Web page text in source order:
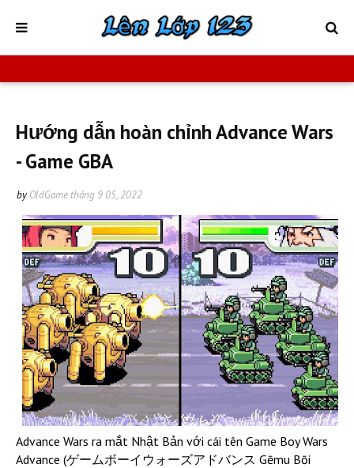
Hướng dẫn hoàn chỉnh Advance Wars
- Game GBA
by OldGame tháng 9 05, 2022
Advance Wars ra mắt Nhật Bản với cái tên Game Boy Wars
Advance (ゲームボーイウォーズアドバンス Gēmu Bōi